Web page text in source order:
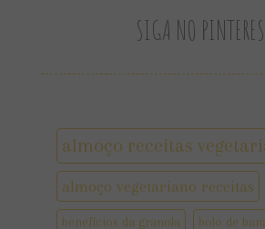
SIGA NO
almoço receitas
almoço vegetariano receitas
benefícios da granola bolo de